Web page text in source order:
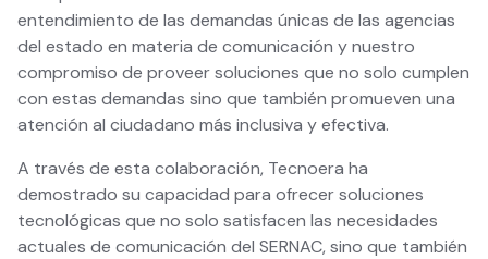
entendimiento de las demandas únicas de las agencias
del estado en materia de comunicación y nuestro
compromiso de proveer soluciones que no solo cumplen
con estas demandas sino que también promueven una
atención al ciudadano más inclusiva y efectiva.
A través de esta colaboración, Tecnoera ha
demostrado su capacidad para ofrecer soluciones
tecnológicas que no solo satisfacen las necesidades
actuales de comunicación del SERNAC, sino que también